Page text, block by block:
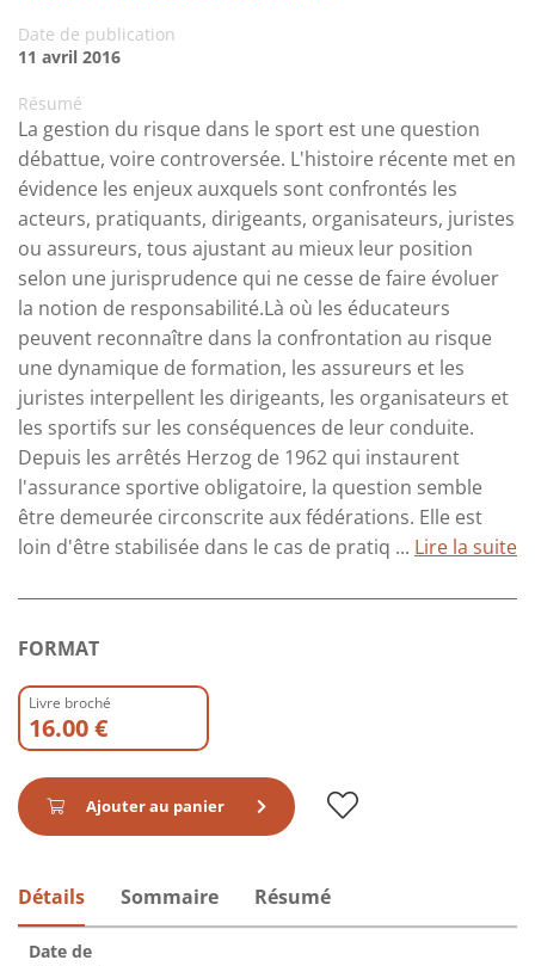
Date de publication
11 avril 2016
Résumé
La gestion du risque dans le sport est une question
débattue, voire controversée. L'histoire récente met en
évidence les enjeux auxquels sont confrontés les
acteurs, pratiquants, dirigeants, organisateurs, juristes
ou assureurs, tous ajustant au mieux leur position
selon une jurisprudence qui ne cesse de faire évoluer
la notion de responsabilité.Là où les éducateurs
peuvent reconnaître dans la confrontation au risque
une dynamique de formation, les assureurs et les
juristes interpellent les dirigeants, les organisateurs et
les sportifs sur les conséquences de leur conduite.
Depuis les arrêtés Herzog de 1962 qui instaurent
l'assurance sportive obligatoire, la question semble
être demeurée circonscrite aux fédérations. Elle est
loin d'être stabilisée dans le cas de pratiq ... Lire la suite
FORMAT
Livre broché
16.00 €
Ajouter au panier
Détails Sommaire Résumé
Date de